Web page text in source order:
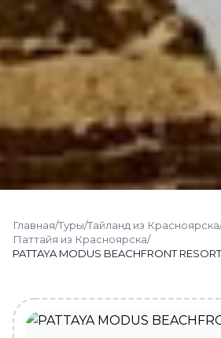
Главная/Туры/Тайланд из Красноярска
Паттайя из Красноярска/
PATTAYA MODUS BEACHFRONT RESORT